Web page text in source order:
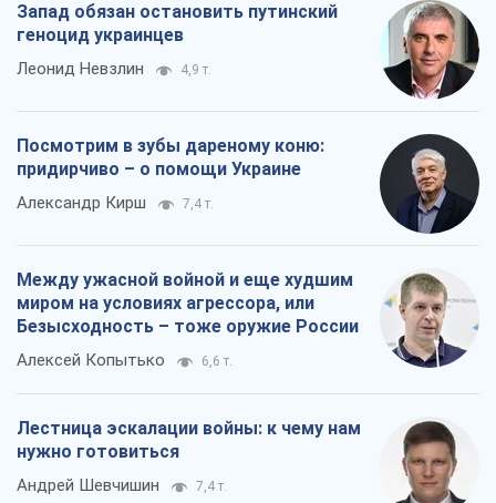
Запад обязан остановить путинский
геноцид украинцев
Леонид Невзлин 4,9 т.
Посмотрим в зубы дареному коню:
придирчиво – о помощи Украине
Александр Кирш 7,4 т.
Между ужасной войной и еще худшим
миром на условиях агрессора, или
Безысходность – тоже оружие России
Алексей Копытько 6,6 т.
Лестница эскалации войны: к чему нам
нужно готовиться
Андрей Шевчишин 7,4 т.